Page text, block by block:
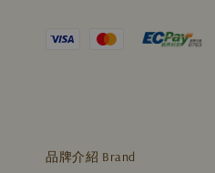
品牌介紹 Brand